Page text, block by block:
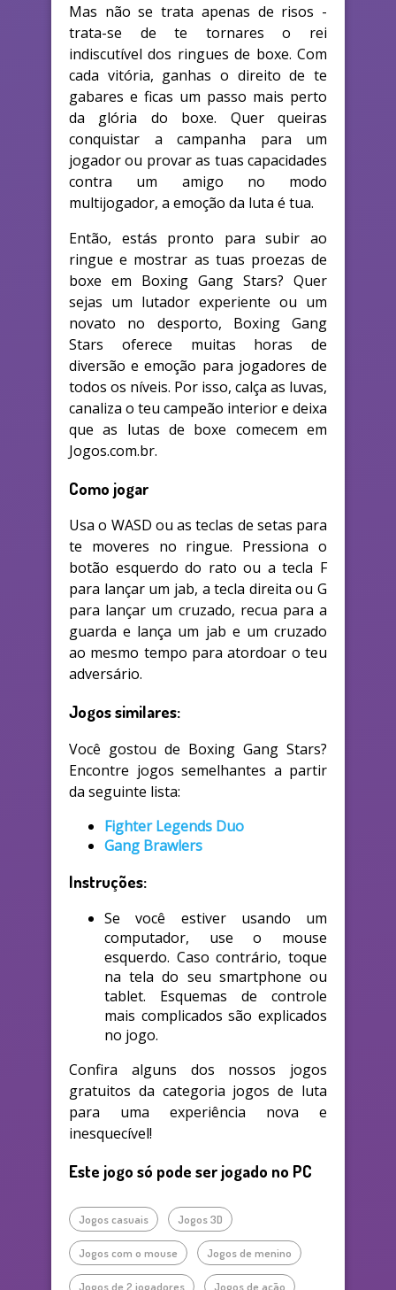
Mas não se trata apenas de risos -
trata-se de te tornares o rei
indiscutível dos ringues de boxe. Com
cada vitória, ganhas o direito de te
gabares e ficas um passo mais perto
da glória do boxe. Quer queiras
conquistar a campanha para um
jogador ou provar as tuas capacidades
contra um amigo no modo
multijogador, a emoção da luta é tua.
Então, estás pronto para subir ao
ringue e mostrar as tuas proezas de
boxe em Boxing Gang Stars? Quer
sejas um lutador experiente ou um
novato no desporto, Boxing Gang
Stars oferece muitas horas de
diversão e emoção para jogadores de
todos os níveis. Por isso, calça as luvas,
canaliza o teu campeão interior e deixa
que as lutas de boxe comecem em
Jogos.com.br.
Como jogar
Usa o WASD ou as teclas de setas para
te moveres no ringue. Pressiona o
botão esquerdo do rato ou a tecla F
para lançar um jab, a tecla direita ou G
para lançar um cruzado, recua para a
guarda e lança um jab e um cruzado
ao mesmo tempo para atordoar o teu
adversário.
Jogos similares:
Você gostou de Boxing Gang Stars?
Encontre jogos semelhantes a partir
da seguinte lista:
Fighter Legends Duo
Gang Brawlers
Instruções:
Se você estiver usando um
computador, use o mouse
esquerdo. Caso contrário, toque
na tela do seu smartphone ou
tablet. Esquemas de controle
mais complicados são explicados
no jogo.
Confira alguns dos nossos jogos
gratuitos da categoria jogos de luta
para uma experiência nova e
inesquecível!
Este jogo só pode ser jogado no PC
Jogos casuais Jogos 3D
Jogos com o mouse Jogos de menino
Jogos de 2 jogadores Jogos de ação